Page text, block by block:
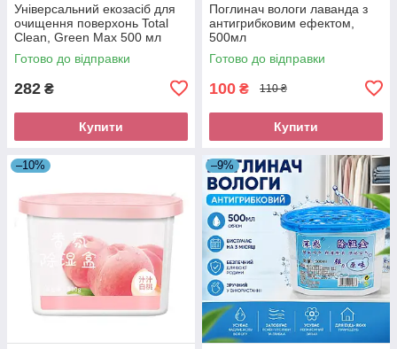
Універсальний екозасіб для
очищення поверхонь Total
Clean, Green Max 500 мл
Готово до відправки
282 ₴
Купити
Поглинач вологи лаванда з
антигрибковим ефектом,
500мл
Готово до відправки
100 ₴ 110 ₴
Купити
–10% –9%